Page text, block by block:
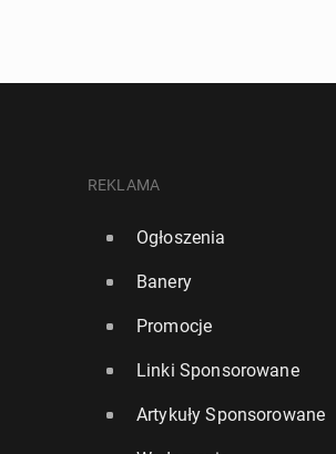
REKLAMA
Ogłoszenia
Banery
Promocje
Linki Sponsorowane
Artykuły Sponsorowane